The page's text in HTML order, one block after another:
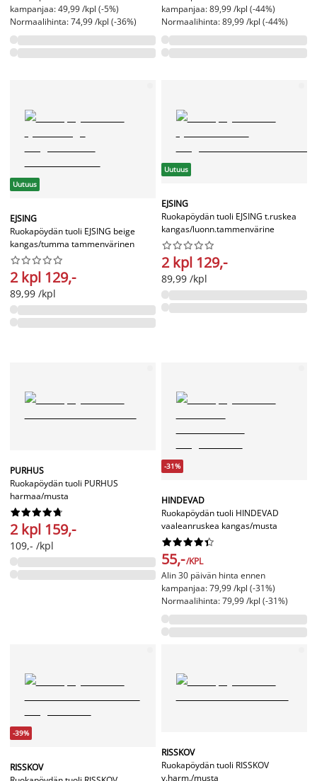
kampanjaa: 49,99 /kpl (-5%)
Normaalihinta: 74,99 /kpl (-36%)
kampanjaa: 89,99 /kpl (-44%)
Normaalihinta: 89,99 /kpl (-44%)
Uutuus
EJSING
Ruokapöydän tuoli EJSING beige
kangas/tumma tammenvärinen






2 kpl 129,-
89,99 /kpl
Uutuus
EJSING
Ruokapöydän tuoli EJSING t.ruskea
kangas/luonn.tammenvärine






2 kpl 129,-
89,99 /kpl
PURHUS
Ruokapöydän tuoli PURHUS
harmaa/musta






2 kpl 159,-
109,- /kpl
-31%
HINDEVAD
Ruokapöydän tuoli HINDEVAD
vaaleanruskea kangas/musta






55,-/KPL
Alin 30 päivän hinta ennen
kampanjaa: 79,99 /kpl (-31%)
Normaalihinta: 79,99 /kpl (-31%)
-39%
RISSKOV
RISSKOV
Ruokapöydän tuoli RISSKOV
v.harm./musta